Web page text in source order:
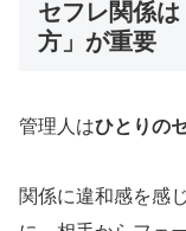
セフレ関係
方」が重要
管理人はひとりの
関係に違和感を感